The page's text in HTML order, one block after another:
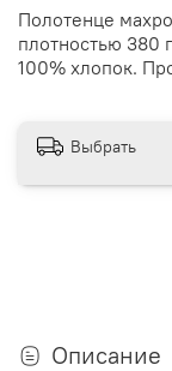
Полотенце
плотностью 380
100% хлопок.
Выбрать
Описание